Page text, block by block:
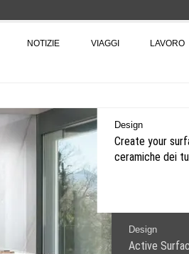
NOTIZIE VIAGGI LAVORO
Design
Create your
ceramiche dei
Design
Active
18.000 euro